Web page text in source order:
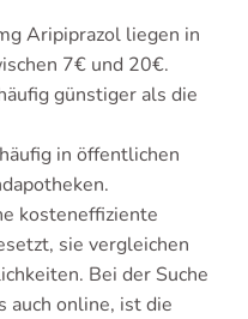
Aripiprazol liegen in
7€ und 20€.
günstiger als die
in öffentlichen
kosteneffiziente
sie vergleichen
Bei der Suche
auch online, ist die